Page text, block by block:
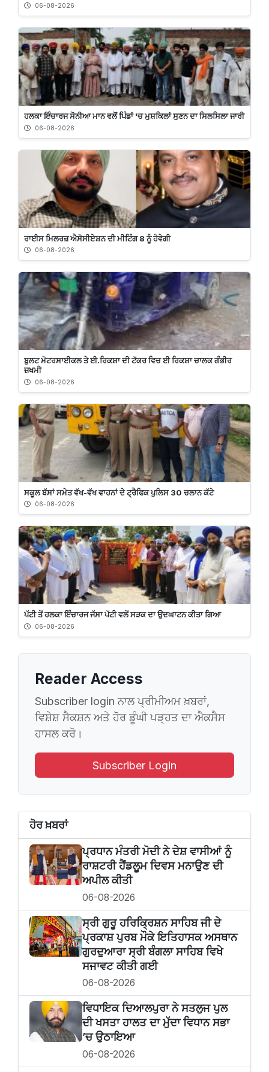
06-08-2026
ਹਲਕਾ ਇੰਚਾਰਜ ਸੋਨੀਆ ਮਾਨ ਵਲੋਂ ਪਿੰਡਾਂ 'ਚ ਮੁਸ਼ਕਿਲਾਂ ਸੁਣਨ ਦਾ ਸਿਲਸਿਲਾ ਜਾਰੀ
06-08-2026
ਰਾਈਸ ਮਿਲਰਜ਼ ਐਸੋਸੀਏਸ਼ਨ ਦੀ ਮੀਟਿੰਗ 8 ਨੂੰ ਹੋਵੇਗੀ
06-08-2026
ਬੁਲਟ ਮੋਟਰਸਾਈਕਲ ਤੇ ਈ.ਰਿਕਸ਼ਾ ਦੀ ਟੱਕਰ ਵਿਚ ਈ ਰਿਕਸ਼ਾ ਚਾਲਕ ਗੰਭੀਰ
ਜ਼ਖਮੀ
06-08-2026
ਸਕੂਲ ਬੱਸਾਂ ਸਮੇਤ ਵੱਖ-ਵੱਖ ਵਾਹਨਾਂ ਦੇ ਟ੍ਰੈਫਿਕ ਪੁਲਿਸ 30 ਚਲਾਨ ਕੱਟੇ
06-08-2026
ਪੱਟੀ ਤੋਂ ਹਲਕਾ ਇੰਚਾਰਜ ਜੱਸਾ ਪੱਟੀ ਵਲੋਂ ਸੜਕ ਦਾ ਉਦਘਾਟਨ ਕੀਤਾ ਗਿਆ
06-08-2026
Reader Access
Subscriber login ਨਾਲ ਪ੍ਰੀਮੀਅਮ ਖ਼ਬਰਾਂ,
ਵਿਸ਼ੇਸ਼ ਸੈਕਸ਼ਨ ਅਤੇ ਹੋਰ ਡੂੰਘੀ ਪੜ੍ਹਤ ਦਾ ਐਕਸੈਸ
ਹਾਸਲ ਕਰੋ।
Subscriber Login
ਹੋਰ ਖ਼ਬਰਾਂ
ਪ੍ਰਧਾਨ ਮੰਤਰੀ ਮੋਦੀ ਨੇ ਦੇਸ਼ ਵਾਸੀਆਂ ਨੂੰ
ਰਾਸ਼ਟਰੀ ਹੈਂਡਲੂਮ ਦਿਵਸ ਮਨਾਉਣ ਦੀ
ਅਪੀਲ ਕੀਤੀ
06-08-2026
ਸ੍ਰੀ ਗੁਰੂ ਹਰਿਕ੍ਰਿਸ਼ਨ ਸਾਹਿਬ ਜੀ ਦੇ
ਪ੍ਰਕਾਸ਼ ਪੁਰਬ ਮੌਕੇ ਇਤਿਹਾਸਕ ਅਸਥਾਨ
ਗੁਰਦੁਆਰਾ ਸ੍ਰੀ ਬੰਗਲਾ ਸਾਹਿਬ ਵਿਖੇ
ਸਜਾਵਟ ਕੀਤੀ ਗਈ
06-08-2026
ਵਿਧਾਇਕ ਦਿਆਲਪੁਰਾ ਨੇ ਸਤਲੁਜ ਪੁਲ
ਦੀ ਖਸਤਾ ਹਾਲਤ ਦਾ ਮੁੱਦਾ ਵਿਧਾਨ ਸਭਾ
’ਚ ਉਠਾਇਆ
06-08-2026